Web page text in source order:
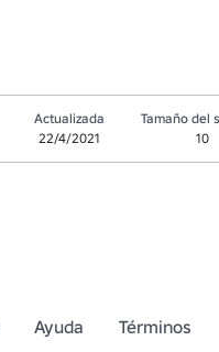
Actualizada
22/4/2021
Tamaño del
10
Ayuda Términos